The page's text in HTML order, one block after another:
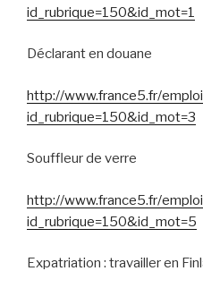
id_rubrique=150&id_mot=1
Déclarant en douane
http://www.france5.fr/
id_rubrique=150&id_mot=3
Souffleur de verre
http://www.france5.fr/
id_rubrique=150&id_mot=5
Expatriation : travailler en